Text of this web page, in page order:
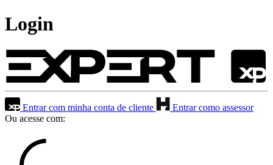
Login
Entrar com minha conta de cliente
Entrar como assessor
Ou acesse com: